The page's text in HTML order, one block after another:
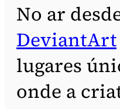
No ar
DeviantArt
lugares
onde a